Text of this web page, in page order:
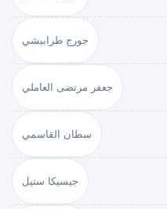
جورج طرابيشي
جعفر مرتضى العاملي
سطان القاسمي
جيسيكا ستيل